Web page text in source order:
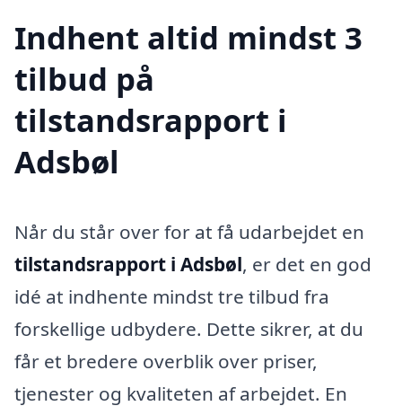
Indhent altid mindst 3
tilbud på
tilstandsrapport i
Adsbøl
Når du står over for at få udarbejdet en
tilstandsrapport i Adsbøl, er det en god
idé at indhente mindst tre tilbud fra
forskellige udbydere. Dette sikrer, at du
får et bredere overblik over priser,
tjenester og kvaliteten af arbejdet. En